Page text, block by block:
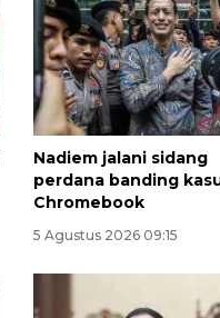
Nadiem jalani sidang
perdana banding
Chromebook
5 Agustus 2026 09:15